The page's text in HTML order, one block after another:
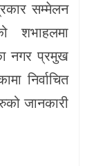
सम्मेलन
शभाहलमा
नगर प्रमुख
निर्वाचित
जानकारी